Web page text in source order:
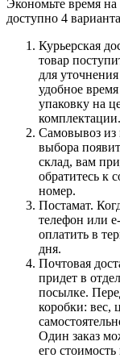
Экономьте время на
доступно 4
Курьерская
товар
для
удобное
упаковку на
комплектации.
Самовывоз из
выбора
склад, вам
обратитесь к
номер.
Постамат.
телефон или
оплатить в
дня.
Почтовая
придет в
посылке.
коробки: вес,
Один заказ
его